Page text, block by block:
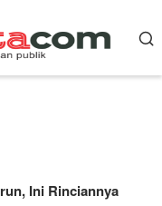
Ini Rinciannya